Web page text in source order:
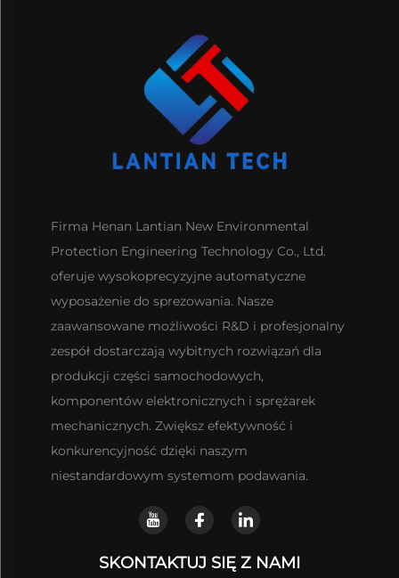
Firma Henan Lantian New Environmental
Protection Engineering Technology Co., Ltd.
oferuje wysokoprecyzyjne automatyczne
wyposażenie do sprezowania. Nasze
zaawansowane możliwości R&D i profesjonalny
zespół dostarczają wybitnych rozwiązań dla
produkcji części samochodowych,
komponentów elektronicznych i sprężarek
mechanicznych. Zwiększ efektywność i
konkurencyjność dzięki naszym
niestandardowym systemom podawania.
SKONTAKTUJ SIĘ Z NAMI